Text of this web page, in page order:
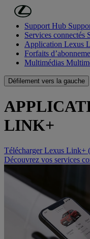
Passer au contenu principal
Support Hub
Services connectés
Application Lexus
Forfaits
Multimédias
Défilement vers la gauche
LINK+
Télécharger Lexus Link+
Découvrez vos services